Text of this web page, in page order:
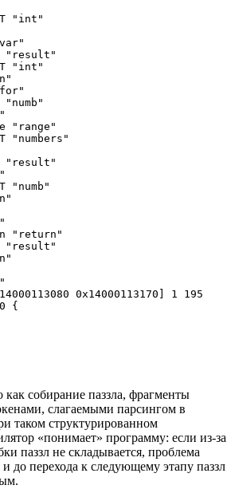
"int"
"result"
"int"
"range"
"numbers"
"result"
"numb"
"return"
"result"
0x14000113170] 1 195
{
собирание паззла, фрагменты
слагаемыми парсингом в
структурированном
«понимает» программу: если из-за
паззл не складывается, проблема
до перехода к следующему этапу паззл